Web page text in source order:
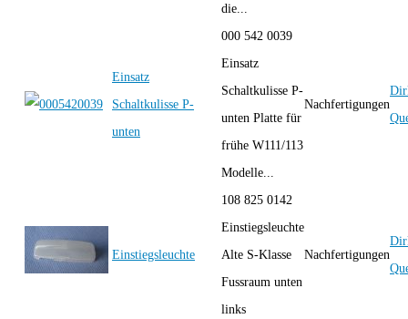
die...
Einsatz
Schaltkulisse P-
unten
000 542 0039
Einsatz
Schaltkulisse P-
unten Platte für
frühe W111/113
Modelle...
Nachfertigungen
Einstiegsleuchte
108 825 0142
Einstiegsleuchte
Alte S-Klasse
Fussraum unten
links
Nachfertigungen